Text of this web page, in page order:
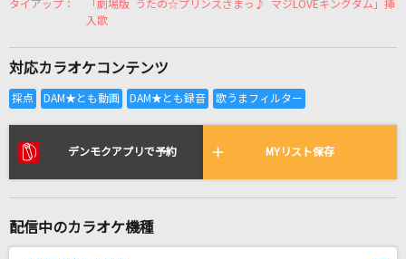
全国りれき
リアルタイムで歌われている曲の一覧
[生音]島人ぬ宝
BEGIN
[Alexandros]
「劇場版 うたの☆プリンスさまっ♪ マジLOVEキングダム」挿
入歌
対応カラオケコンテンツ
デンモクアプリで予約 MYリスト保存
配信中のカラオケ機種